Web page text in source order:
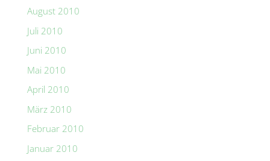
August 2010
Juli 2010
Juni 2010
Mai 2010
April 2010
März 2010
Februar 2010
Januar 2010